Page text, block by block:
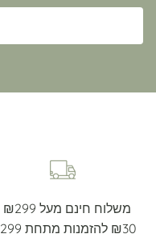
₪30 להזמנות מתחת ₪299